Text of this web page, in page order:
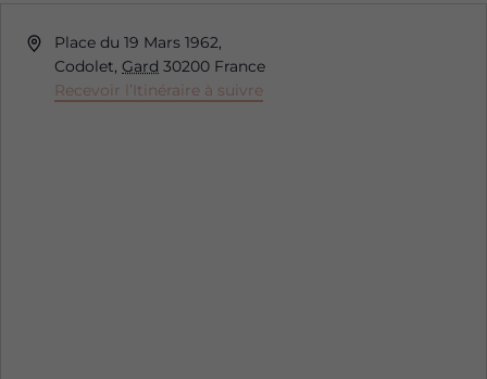
AdressePlace du 19 Mars 1962,
Codolet, Gard 30200 France
Recevoir l’Itinéraire à suivre